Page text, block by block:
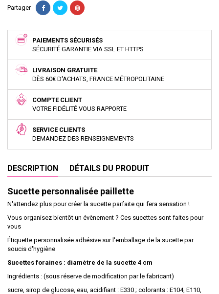
Partager
PAIEMENTS SÉCURISÉS
SÉCURITÉ GARANTIE VIA SSL ET HTTPS
LIVRAISON GRATUITE
DÈS 60€ D'ACHATS, FRANCE MÉTROPOLITAINE
COMPTE CLIENT
VOTRE FIDÉLITÉ VOUS RAPPORTE
SERVICE CLIENTS
DEMANDEZ DES RENSEIGNEMENTS
DESCRIPTION DÉTAILS DU PRODUIT
Sucette personnalisée paillette
N'attendez plus pour créer la sucette parfaite qui fera sensation !
Vous organisez bientôt un évènement ? Ces sucettes sont faites pour
vous
Étiquette personnalisée adhésive sur l'emballage de la sucette par
soucis d'hygiène
Sucettes foraines : diamètre de la sucette 4 cm
Ingrédients : (sous réserve de modification par le fabricant)
sucre, sirop de glucose, eau, acidifiant : E330 ; colorants : E104, E110,